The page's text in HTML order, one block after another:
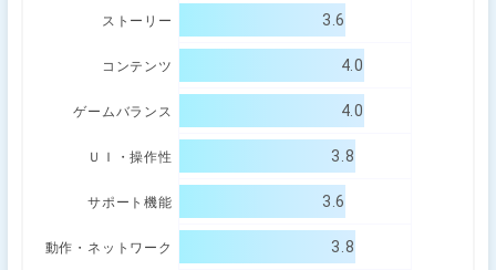
ストーリー 3.6
コンテンツ 4.0
ゲームバランス 4.0
ＵＩ・操作性 3.8
サポート機能 3.6
動作・ネットワーク 3.8